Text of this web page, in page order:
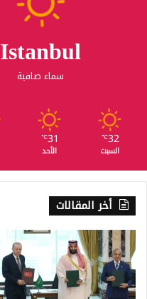
Istanbul
سماء صافية
32
℃
السبت
31
℃
الأحد
أخر المقالات